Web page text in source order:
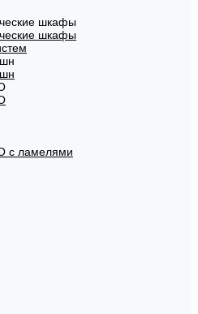
шкафы
шкафы
с ламелями